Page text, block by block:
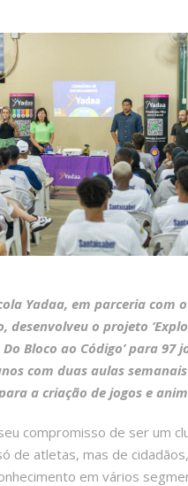
Yadaa, em parceria com
desenvolveu o projeto
Bloco ao Código’ para 97
com duas aulas
a criação de jogos e
compromisso de ser um
de atletas, mas de
em vários